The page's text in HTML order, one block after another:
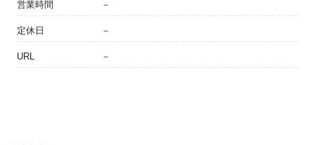
営業時間 －
定休日 －
URL －